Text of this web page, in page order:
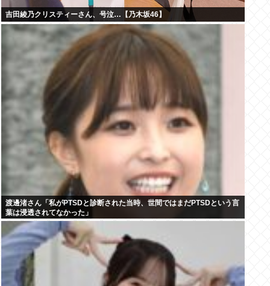
吉田綾乃クリスティーさん、号泣…【乃木坂46】
渡邊渚さん「私がPTSDと診断された当時、世間ではまだPTSDという言
葉は浸透されてなかった」